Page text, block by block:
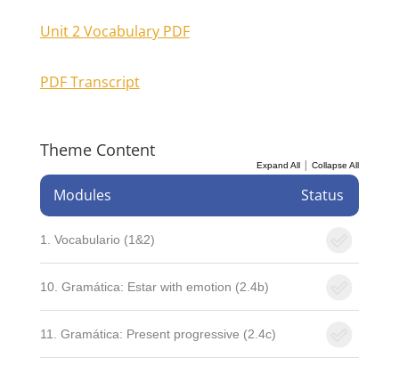
Unit 2 Vocabulary PDF
PDF Transcript
Theme Content
Expand All |Collapse All
Modules Status
1. Vocabulario (1&2)
10. Gramática: Estar with emotion (2.4b)
11. Gramática: Present progressive (2.4c)